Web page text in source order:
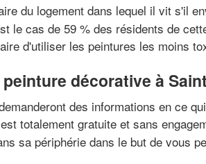
du logement dans lequel il vit s'il
le cas de 59 % des résidents de
d'utiliser les peintures les moins
décorative à
des informations en ce
est totalement gratuite et sans
sa périphérie dans le but de vous